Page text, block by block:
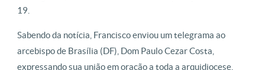
19.
Sabendo da notícia, Francisco enviou um telegrama ao
arcebispo de Brasília (DF), Dom Paulo Cezar Costa,
expressando sua união em oração a toda a arquidiocese,